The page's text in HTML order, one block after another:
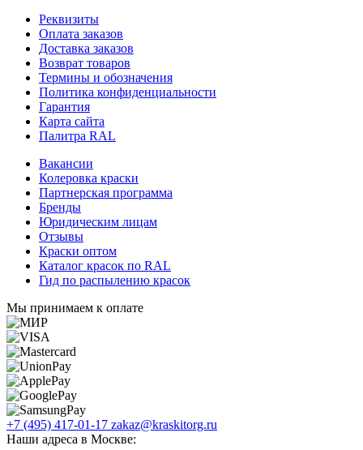
Реквизиты
Оплата заказов
Доставка заказов
Возврат товаров
Термины и обозначения
Политика конфиденциальности
Гарантия
Карта сайта
Палитра RAL
Вакансии
Колеровка краски
Партнерская программа
Бренды
Юридическим лицам
Отзывы
Краски оптом
Каталог красок по RAL
Гид по распылению красок
Мы принимаем к оплате
+7 (495) 417-01-17 zakaz@kraskitorg.ru
Наши адреса в Москве: